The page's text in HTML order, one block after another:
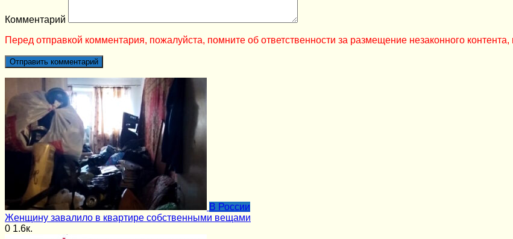
Комментарий
Перед отправкой комментария, пожалуйста, помните об ответственности за размещение незаконного
В России
Женщину завалило в квартире собственными вещами
0 1.6к.